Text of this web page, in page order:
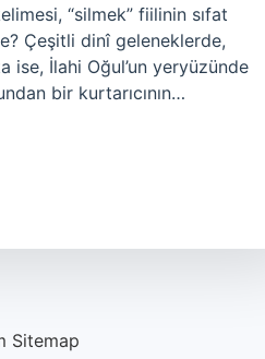
“silmek” fiilinin sıfat
Çeşitli dinî geleneklerde,
ise, İlahi Oğul’un yeryüzünde
bir kurtarıcının…
Sitemap